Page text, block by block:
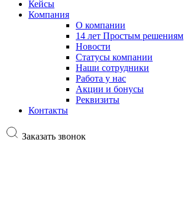
Кейсы
Компания
О компании
14 лет Простым решениям
Новости
Статусы компании
Наши сотрудники
Работа у нас
Акции и бонусы
Реквизиты
Контакты
Заказать звонок